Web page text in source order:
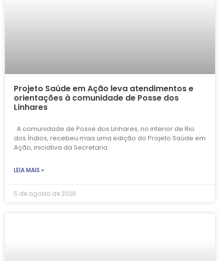
Projeto Saúde em Ação leva atendimentos e
orientações à comunidade de Posse dos
Linhares
A comunidade de Posse dos Linhares, no interior de Rio
dos Índios, recebeu mais uma edição do Projeto Saúde em
Ação, iniciativa da Secretaria
LEIA MAIS »
5 de agosto de 2026